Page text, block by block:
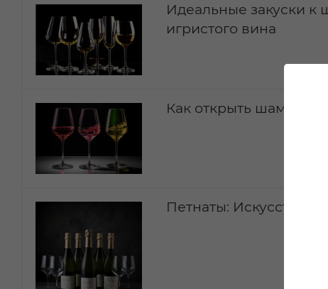
Идеальные закуски к
игристого вина
Как открыть
Петнаты: Искусство